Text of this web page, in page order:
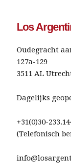
Los
Oudegracht
127a-129
3511 AL
Dagelijks
+31(0)30-
(Telefonisch